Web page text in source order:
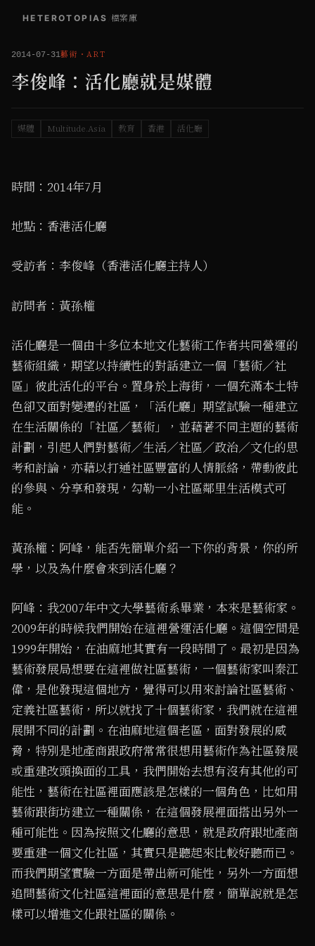
HETEROTOPIAS 檔案庫
2014-07-31藝術 ・ ART
李俊峰：活化廳就是媒體
媒體 Multitude.Asia 教育 香港 活化廳
時間：2014年7月
地點：香港活化廳
受訪者：李俊峰（香港活化廳主持人）
訪問者：黃孫權
活化廳是一個由十多位本地文化藝術工作者共同營運的
藝術組織，期望以持續性的對話建立一個「藝術／社
區」彼此活化的平台。置身於上海街，一個充滿本土特
色卻又面對變遷的社區，「活化廳」期望試驗一種建立
在生活關係的「社區／藝術」，並藉著不同主題的藝術
計劃，引起人們對藝術／生活／社區／政治／文化的思
考和討論，亦藉以打通社區豐富的人情脈絡，帶動彼此
的參與、分享和發現，勾勒一小社區鄰里生活模式可
能。
黃孫權：阿峰，能否先簡單介紹一下你的背景，你的所
學，以及為什麼會來到活化廳？
阿峰：我2007年中文大學藝術系畢業，本來是藝術家。
2009年的時候我們開始在這裡營運活化廳。這個空間是
1999年開始，在油麻地其實有一段時間了。最初是因為
藝術發展局想要在這裡做社區藝術，一個藝術家叫秦江
偉，是他發現這個地方，覺得可以用來討論社區藝術、
定義社區藝術，所以就找了十個藝術家，我們就在這裡
展開不同的計劃。在油麻地這個老區，面對發展的威
脅，特別是地產商跟政府常常很想用藝術作為社區發展
或重建改頭換面的工具，我們開始去想有沒有其他的可
能性，藝術在社區裡面應該是怎樣的一個角色，比如用
藝術跟街坊建立一種關係，在這個發展裡面搭出另外一
種可能性。因為按照文化廳的意思，就是政府跟地產商
要重建一個文化社區，其實只是聽起來比較好聽而已。
而我們期望實驗一方面是帶出新可能性，另外一方面想
追問藝術文化社區這裡面的意思是什麼，簡單說就是怎
樣可以增進文化跟社區的關係。